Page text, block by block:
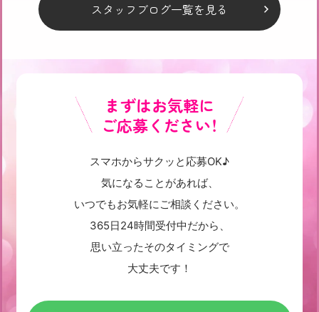
スタッフブログ一覧を見る
まずはお気軽に
ご応募ください！
スマホからサクッと応募OK♪
気になることがあれば、
いつでもお気軽にご相談ください。
365日24時間受付中だから、
思い立ったそのタイミングで
大丈夫です！